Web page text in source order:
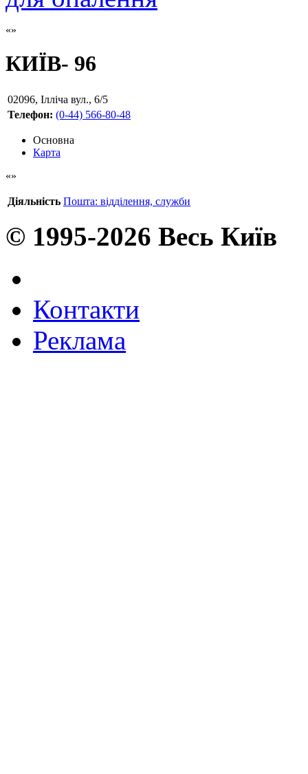
КИЇВ- 96
02096, Ілліча вул., 6/5
Телефон: (0-44) 566-80-48
Основна
Карта
Діяльність Пошта: відділення, служби
© 1995-2026 Весь Київ
Контакти
Реклама